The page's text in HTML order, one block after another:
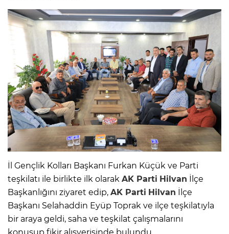
İl Gençlik Kolları Başkanı Furkan Küçük ve Parti
teşkilatı ile birlikte ilk olarak AK Parti Hilvan İlçe
Başkanlığını ziyaret edip, AK Parti Hilvan İlçe
Başkanı Selahaddin Eyüp Toprak ve ilçe teşkilatıyla
bir araya geldi, saha ve teşkilat çalışmalarını